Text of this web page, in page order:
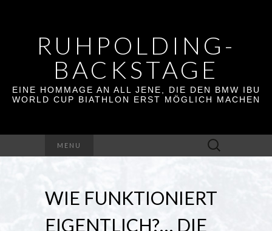
RUHPOLDING-
BACKSTAGE
EINE HOMMAGE AN ALL JENE, DIE DEN BMW IBU
WORLD CUP BIATHLON ERST MÖGLICH MACHEN
MENU
Suchen
nach:
WIE FUNKTIONIERT
EIGENTLICH?… DIE